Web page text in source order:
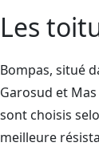
Les
Bompas, situé
Garosud et
sont choisis
meilleure